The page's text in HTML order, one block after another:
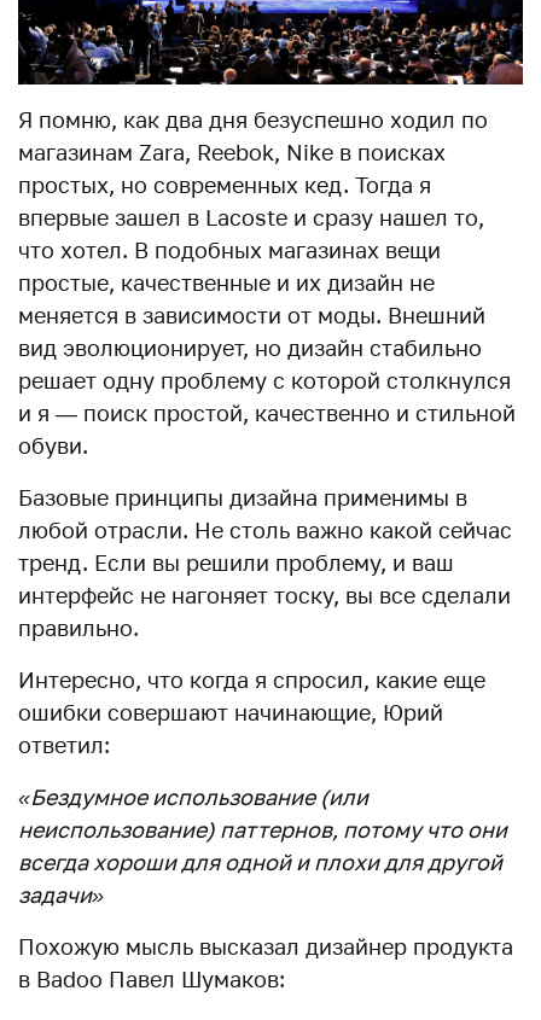
Я помню, как два дня безуспешно ходил по
магазинам Zara, Reebok, Nike в поисках
простых, но современных кед. Тогда я
впервые зашел в Lacoste и сразу нашел то,
что хотел. В подобных магазинах вещи
простые, качественные и их дизайн не
меняется в зависимости от моды. Внешний
вид эволюционирует, но дизайн стабильно
решает одну проблему с которой столкнулся
и я — поиск простой, качественно и стильной
обуви.
Базовые принципы дизайна применимы в
любой отрасли. Не столь важно какой сейчас
тренд. Если вы решили проблему, и ваш
интерфейс не нагоняет тоску, вы все сделали
правильно.
Интересно, что когда я спросил, какие еще
ошибки совершают начинающие, Юрий
ответил:
«Бездумное использование (или
неиспользование) паттернов, потому что они
всегда хороши для одной и плохи для другой
задачи»
Похожую мысль высказал дизайнер продукта
в Badoo Павел Шумаков: